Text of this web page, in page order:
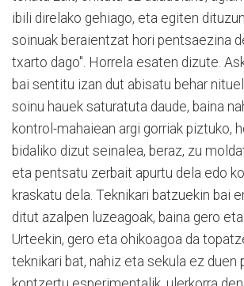
ibili direlako gehiago, eta egiten
soinuak beraientzat hori pentsaezina
txarto dago". Horrela esaten dizute.
bai sentitu izan dut abisatu behar
soinu hauek saturatuta daude, baina
kontrol-mahaiean argi gorriak piztuko,
bidaliko dizut seinalea, beraz, zu
eta pentsatu zerbait apurtu dela edo
kraskatu dela. Teknikari batzuekin bai
ditut azalpen luzeagoak, baina gero
Urteekin, gero eta ohikoagoa da
teknikari bat, nahiz eta sekula ez duen